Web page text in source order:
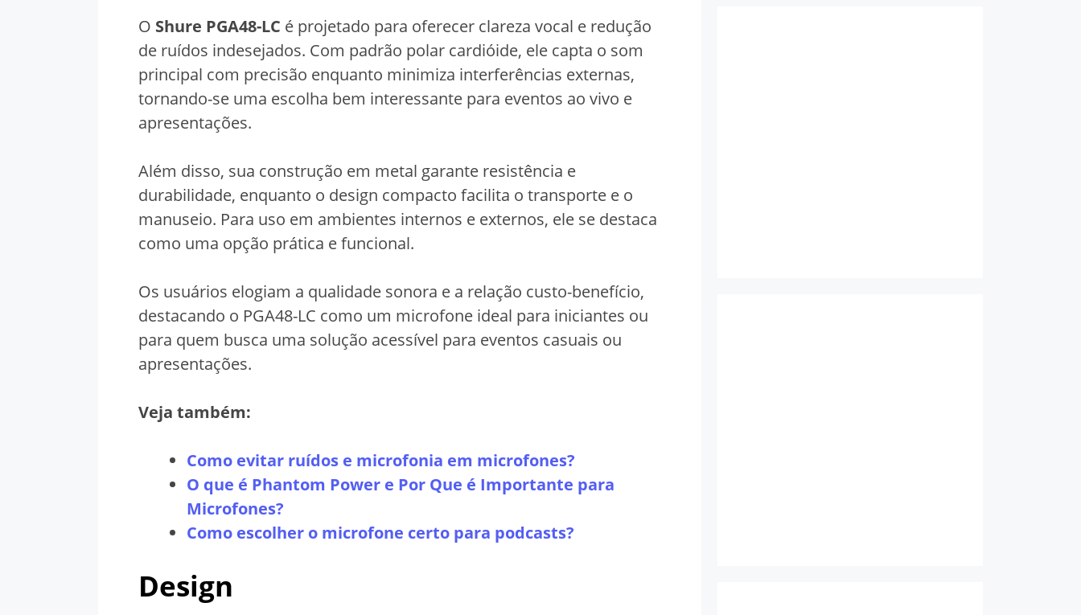
O Shure PGA48-LC é projetado para oferecer clareza vocal e redução
de ruídos indesejados. Com padrão polar cardióide, ele capta o som
principal com precisão enquanto minimiza interferências externas,
tornando-se uma escolha bem interessante para eventos ao vivo e
apresentações.
Além disso, sua construção em metal garante resistência e
durabilidade, enquanto o design compacto facilita o transporte e o
manuseio. Para uso em ambientes internos e externos, ele se destaca
como uma opção prática e funcional.
Os usuários elogiam a qualidade sonora e a relação custo-benefício,
destacando o PGA48-LC como um microfone ideal para iniciantes ou
para quem busca uma solução acessível para eventos casuais ou
apresentações.
Veja também:
Como evitar ruídos e microfonia em microfones?
O que é Phantom Power e Por Que é Importante para
Microfones?
Como escolher o microfone certo para podcasts?
Design